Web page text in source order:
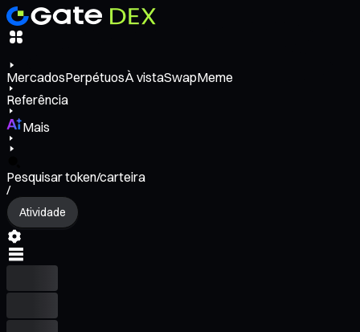
MercadosPerpétuosÀ vistaSwapMeme
Referência
Mais
Pesquisar token/carteira
/
Atividade